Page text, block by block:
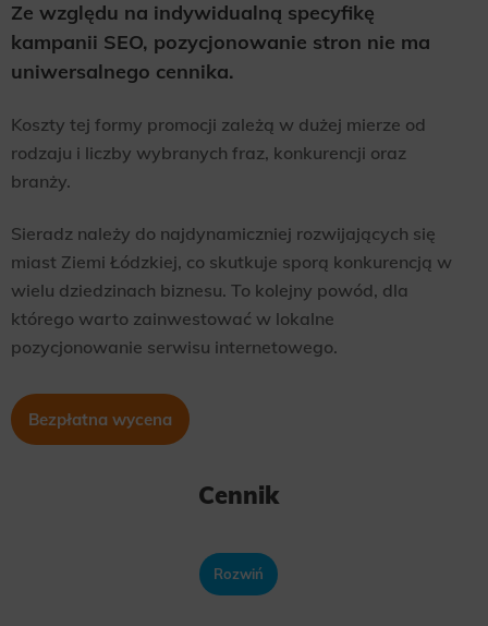
Scope responsible for displaying personalized ads that may be of interest to the user based on browsing history and
habits and demographic criteria. Also, third-party files that, in conjunction with files installed while browsing other
websites, profile the user, providing him or her with the marketing, advertising and retargeting content deemed most
Ze względu na indywidualną specyfikę
kampanii SEO, pozycjonowanie stron nie ma
uniwersalnego cennika.
Koszty tej formy promocji zależą w dużej mierze od
rodzaju i liczby wybranych fraz, konkurencji oraz
branży.
Sieradz należy do najdynamiczniej rozwijających się
miast Ziemi Łódzkiej, co skutkuje sporą konkurencją w
wielu dziedzinach biznesu. To kolejny powód, dla
którego warto zainwestować w lokalne
pozycjonowanie serwisu internetowego.
Bezpłatna wycena
Cennik
Rozwiń